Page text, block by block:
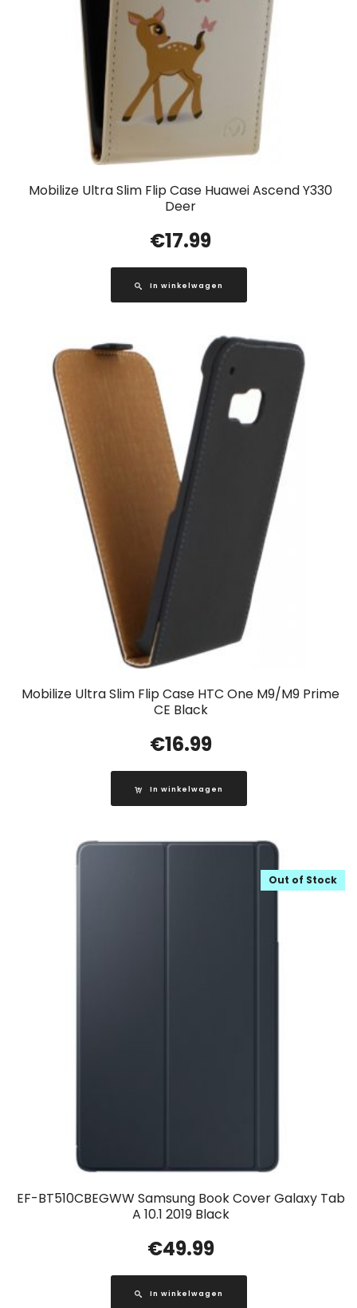
Mobilize Ultra Slim Flip Case Huawei Ascend Y330
Deer
€17.99
In winkelwagen
Mobilize Ultra Slim Flip Case HTC One M9/M9 Prime
CE Black
€16.99
In winkelwagen
EF-BT510CBEGWW Samsung Book Cover Galaxy Tab
A 10.1 2019 Black
Out of Stock
€49.99
In winkelwagen